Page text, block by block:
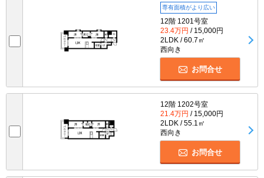
専有面積がより広い
12階 1201号室
23.4万円 / 15,000円
2LDK / 60.7㎡
西向き
お問合せ
12階 1202号室
21.4万円 / 15,000円
2LDK / 55.1㎡
西向き
お問合せ